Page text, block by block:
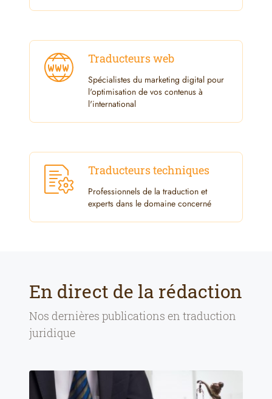
Traducteurs web
Spécialistes du marketing digital pour
l'optimisation de vos contenus à
l'international
Traducteurs techniques
Professionnels de la traduction et
experts dans le domaine concerné
En direct de la rédaction
Nos dernières publications en traduction
juridique